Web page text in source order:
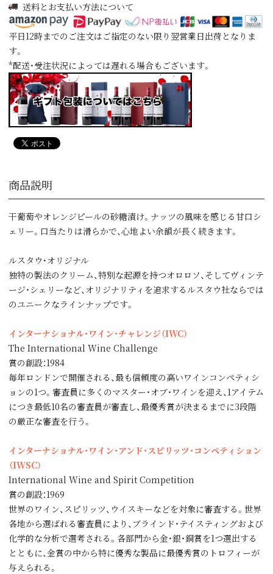
送料とお支払い方法について
平日12時までのご注文はご指定のない限り翌営業日出荷となりま
す。
*配送・受注状況によっては遅れる場合もございます。
商品説明
干葡萄やオレンジピールの砂糖漬け。ナッツの風味を感じる甘口シ
ェリー。口当たりは滑らかで、心地よい余韻が長く続きます。
ルスタウ・オリジナル
独特の製法のクリーム、特別な起源を持つオロロソ、そしてヴィンテ
ージ・シェリーなど、オリジナリティを追求するルスタウ社ならでは
のユニークなラインナップです。
インターナショナル・ワイン・チャレンジ（IWC）
The International Wine Challenge
賞の創設：1984
毎年ロンドンで開催される、最も信頼度の高いワインコンペティシ
ョンの1つ。審査員に多くのマスター・オブ・ワインを迎え、1アイテム
につき最低10名の審査員が審査し、最優秀賞が決まるまでに3段階
の厳正な審査を行う。
インターナショナル・ワイン・アンド・スピリッツ・コンペティション
（IWSC）
International Wine and Spirit Competition
賞の創設：1969
世界のワイン、スピリッツ、ウイスキーなどを対象に審査する。世界
各地から選ばれる審査員により、ブラインド・テイスティングおよび
化学的な分析で選考される。各部門から金・銀・銅賞を1つ選出する
とともに、金賞の中から特に優秀な製品に最優秀賞のトロフィーが
与えられる。